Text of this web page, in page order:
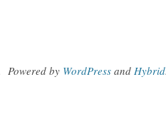
Powered by WordPress and Hybrid